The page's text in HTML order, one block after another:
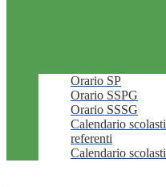
Orario SP
Orario SSPG
Orario SSSG
Calendario
referenti
Calendario